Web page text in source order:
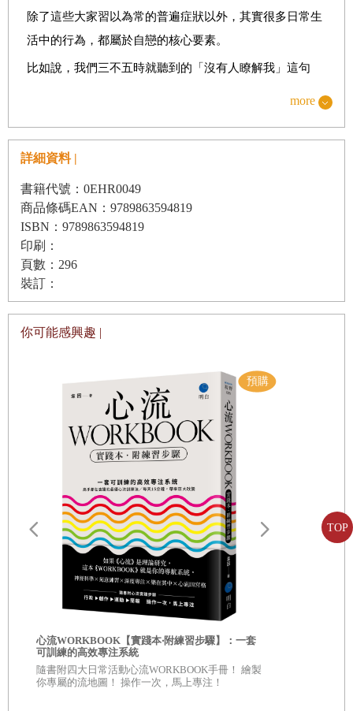
TOP
2什麼是「自戀者」？
這不是單純的「自負」，而是更深層的心理問題
看似「充滿正義感的人」
對你而言，到底誰真的重要？
全世界都是「為我」而存在
必須克服的課題
3追求「無條件的愛」、「言聽計從的另一伴」
治癒「讚美成癮症」
天使的外表，暴君的內在
「堅強意志」派得上和派不上用場的時候
熱愛自己的工作嗎？還是辦不到？
變本加厲「愛自己」的日本人
從「經濟富裕」到「心靈豐收」
明明在一起，卻活在「不同世界」的兩個人
除了這些大家習以為常的普遍症狀以外，其實很多日常生
活中的行為，都屬於自戀的核心要素。
比如說，我們三不五時就聽到的「沒有人瞭解我」這句
簡單來講，自戀者強烈的渴望「別人更瞭解自己」。
清現實的能力。過度「希望別人瞭解我」，以致於將他人
當作空氣。
「沒有人瞭解我」這句話的真正含意，其實是「救我！」
尤其自戀者被自己的情緒困住。困於心裡的苦悶，逃不開
又走不了。
戀雖然是「自我陶醉」的行為，不過，正確來講，應該是
陶醉於自己的煩惱中。
自戀者沉迷於自己的煩惱。他們認為自己的煩惱無比重
要。全世界都應該圍繞著自己打轉，想辦法替他解決煩
但是，很抱歉，他們不是世界的中心，整個社會也不以解
決他們的煩惱為優先。
所以自戀者才會抱怨「沒有人理解我的痛苦」。所以他們
才會吶喊「救我！」
自戀者在心裡喊著「永遠只能愛我」。可是現實生活卻無
演受害者。老是不開心。內心總是怒氣騰騰。
最後，內心的糾結消耗掉生命的能量，導致身心疲乏。
more
詳細資料 |
書籍代號：0EHR0049
商品條碼EAN：9789863594819
ISBN：9789863594819
印刷：
頁數：296
裝訂：
你可能感興趣 |
心流WORKBOOK【實踐本‧附練習步驟】：一套
可訓練的高效專注系統
隨書附四大日常活動心流WORKBOOK手冊！ 繪製
你專屬的流地圖！ 操作一次，馬上專注！